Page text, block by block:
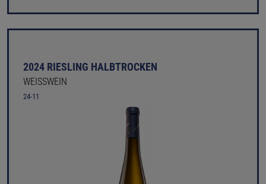
2024 RIESLING HALBTROCKEN
WEISSWEIN
24-11